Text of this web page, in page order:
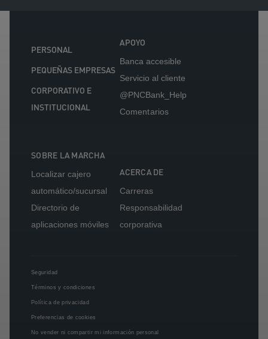
PERSONAL
PEQUEÑAS EMPRESAS
CORPORATIVO E
INSTITUCIONAL
APOYO
Banca accesible
Servicio al cliente
@PNCBank_Help
Comentarios
SOBRE LA MARCHA
Localizar cajero
automático/sucursal
Directorio de
aplicaciones móviles
ACERCA DE
Carreras
Responsabilidad
corporativa
Seguridad
Términos y condiciones
Política de privacidad
Preferencias de cookies
No vender ni compartir mi información personal